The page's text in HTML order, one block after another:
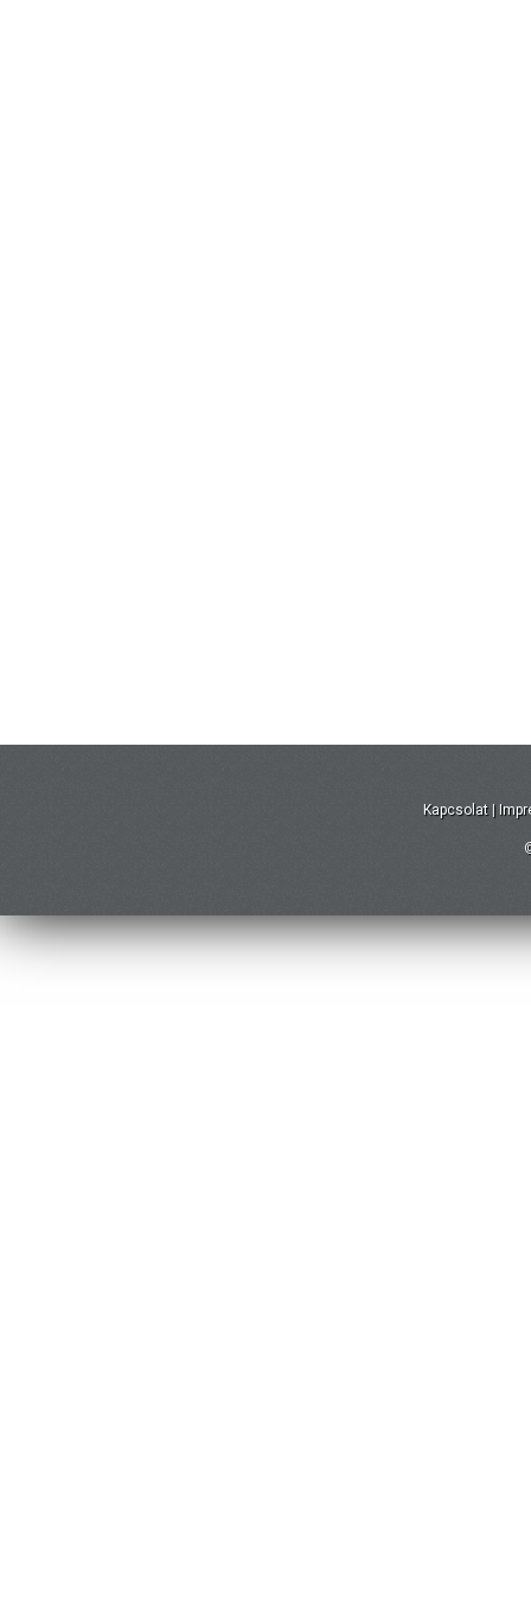
Kapcsolat |